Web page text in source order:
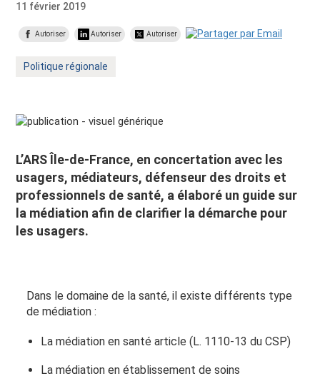
11 février 2019
Autoriser Autoriser Autoriser
Mot
Politique régionale
L’ARS Île-de-France, en concertation avec les
usagers, médiateurs, défenseur des droits et
professionnels de santé, a élaboré un guide sur
la médiation afin de clarifier la démarche pour
les usagers.
Dans le domaine de la santé, il existe différents type
de médiation :
La médiation en santé article (L. 1110-13 du CSP)
La médiation en établissement de soins